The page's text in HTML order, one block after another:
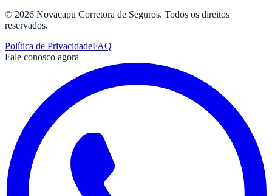
© 2026 Novacapu Corretora de Seguros. Todos os direitos
reservados.
Política de PrivacidadeFAQ
Fale conosco agora